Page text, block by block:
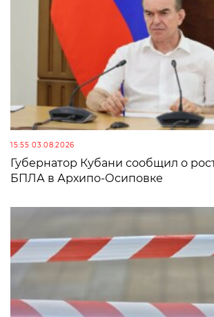
15:55 03.08.2026
Губернатор Кубани сообщил о
БПЛА в Архипо-Осиповке